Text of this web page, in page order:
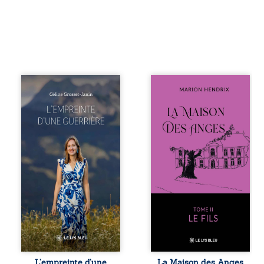
Que reste-t-il de
l’enfance lorsque
la maladie impose
ses propres règles
? L’empreinte
d’une guerrière
livre, sans détour,
le récit d’un
quotidien
bouleversé par la
maladie
chronique,
l’errance médicale
et de longues
hospitalisations.
L’auteure y
raconte ce que les
dossiers médicaux
Nous sommes en
après le décès du
patriarche
Anatole-Eustache.
La famille devra
affronter non
seulement un
inconnu qui rôde
autour du
domaine et dont
Firmin, le fidèle
majordome,
redoute les visites,
encombrant
Eustache, la